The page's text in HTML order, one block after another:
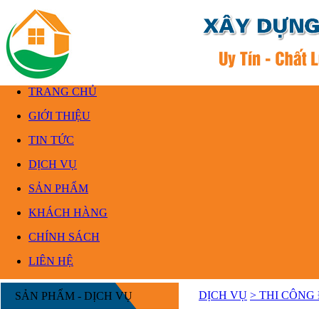
TRANG CHỦ
GIỚI THIỆU
TIN TỨC
DỊCH VỤ
SẢN PHẨM
KHÁCH HÀNG
CHÍNH SÁCH
LIÊN HỆ
SẢN PHẨM - DỊCH VỤ
DỊCH VỤ > THI